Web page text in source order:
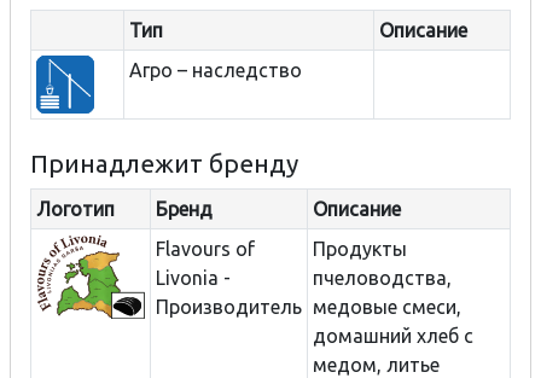
Тип
Описание
Агро – наследство
Принадлежит бренду
Логотип Бренд
Описание
Flavours of
Livonia -
Производитель
Продукты
пчеловодства,
медовые смеси,
домашний хлеб с
медом, литье